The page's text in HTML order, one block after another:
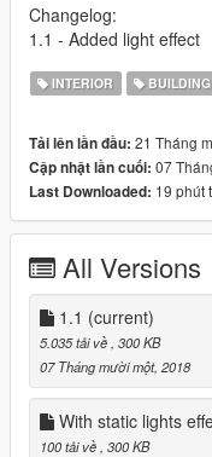
Changelog:
1.1 - Added light effect
INTERIOR BUILDING
Tải lên lần đầu: 21 Tháng
Cập nhật lần cuối: 07
Last Downloaded: 19 phút
All Versions
1.1 (current)
5.035 tải về , 300 KB
07 Tháng mười một, 2018
With static lights
100 tải về , 300 KB